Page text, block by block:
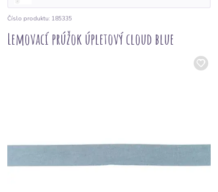
Číslo produktu: 185335
Lemovací prúžok úpletový cloud blue